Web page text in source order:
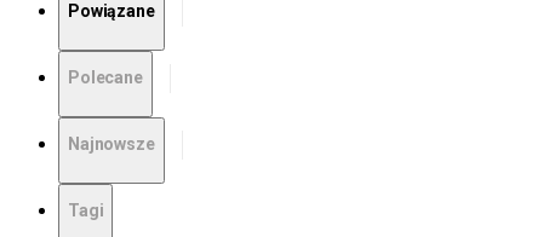
Powiązane
Polecane
Najnowsze
Tagi